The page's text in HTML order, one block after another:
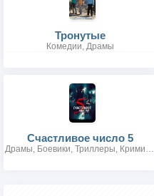
Тронутые
Комедии, Драмы
Счастливое число 5
Драмы, Боевики, Триллеры, Криминальные